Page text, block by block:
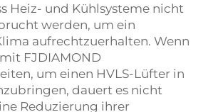
Heiz- und Kühlsysteme nicht
werden, um ein
aufrechtzuerhalten. Wenn
FJDIAMOND
um einen HVLS-Lüfter in
dauert es nicht
Reduzierung ihrer